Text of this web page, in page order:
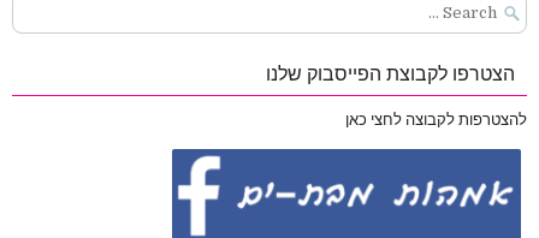
Search
for:
הצטרפו לקבוצת הפייסבוק שלנו
להצטרפות לקבוצה לחצי כאן